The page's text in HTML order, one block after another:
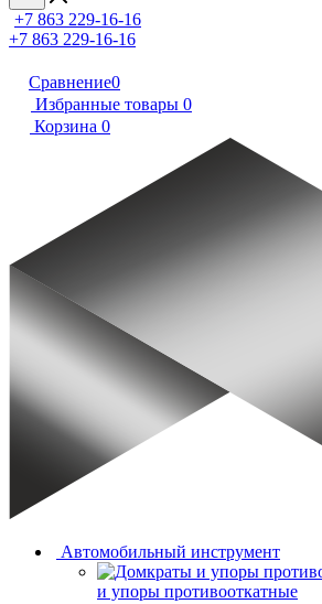
+7 863 229-16-16
+7 863 229-16-16
Сравнение0
Избранные товары 0
Корзина 0
Автомобильный инструмент
и упоры противооткатные